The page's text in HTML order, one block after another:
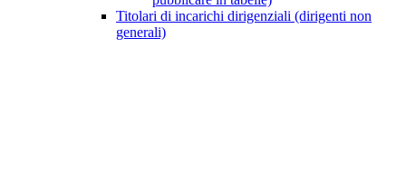
Titolari di incarichi dirigenziali (dirigenti non
generali)